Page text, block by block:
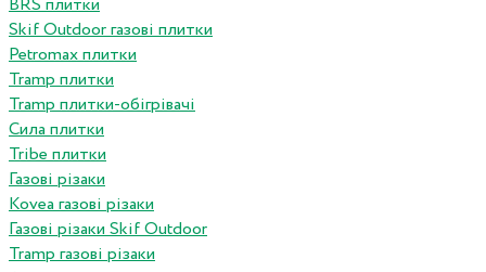
BRS плитки
Skif Outdoor газові плитки
Petromax плитки
Tramp плитки
Tramp плитки-обігрівачі
Сила плитки
Tribe плитки
Газові різаки
Kovea газові різаки
Газові різаки Skif Outdoor
Tramp газові різаки